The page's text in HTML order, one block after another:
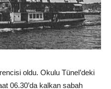
oldu. Okulu Tünel’deki
06.30’da kalkan sabah